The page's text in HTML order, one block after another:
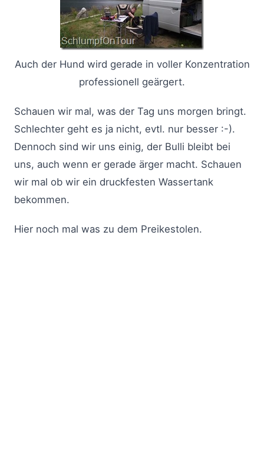
Auch der Hund wird gerade in voller Konzentration
professionell geärgert.
Schauen wir mal, was der Tag uns morgen bringt.
Schlechter geht es ja nicht, evtl. nur besser :-).
Dennoch sind wir uns einig, der Bulli bleibt bei
uns, auch wenn er gerade ärger macht. Schauen
wir mal ob wir ein druckfesten Wassertank
bekommen.
Hier noch mal was zu dem Preikestolen.